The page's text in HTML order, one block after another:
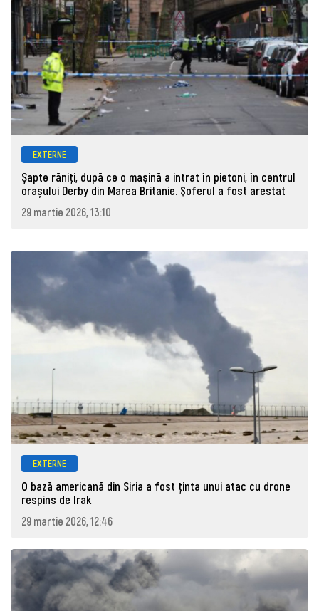
EXTERNE
Șapte răniți, după ce o mașină a intrat în pietoni, în centrul
orașului Derby din Marea Britanie. Şoferul a fost arestat
29 martie 2026, 13:10
EXTERNE
O bază americană din Siria a fost ținta unui atac cu drone
respins de Irak
29 martie 2026, 12:46